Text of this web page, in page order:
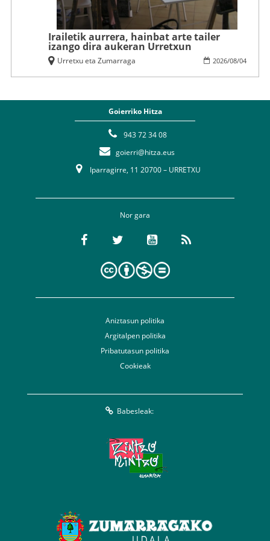
Irailetik aurrera, hainbat arte tailer
izango dira aukeran Urretxun
2026/08/04
Urretxu eta Zumarraga
Goierriko Hitza
943 72 34 08
goierri@hitza.eus
Iparragirre, 11 20700 – URRETXU
Nor gara
Aniztasun politika
Argitalpen politika
Pribatutasun politika
Cookieak
Babesleak: